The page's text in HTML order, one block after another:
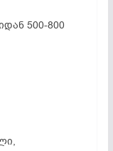
500-800